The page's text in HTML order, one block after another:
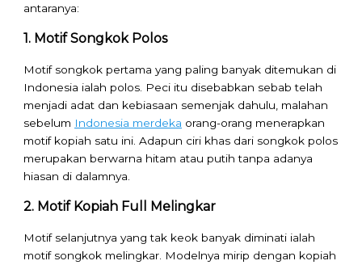
antaranya:
1. Motif Songkok Polos
Motif songkok pertama yang paling banyak ditemukan di
Indonesia ialah polos. Peci itu disebabkan sebab telah
menjadi adat dan kebiasaan semenjak dahulu, malahan
sebelum Indonesia merdeka orang-orang menerapkan
motif kopiah satu ini. Adapun ciri khas dari songkok polos
merupakan berwarna hitam atau putih tanpa adanya
hiasan di dalamnya.
2. Motif Kopiah Full Melingkar
Motif selanjutnya yang tak keok banyak diminati ialah
motif songkok melingkar. Modelnya mirip dengan kopiah